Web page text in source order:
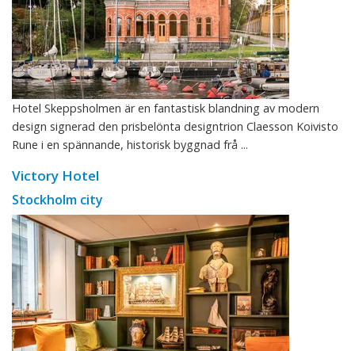
Hotel Skeppsholmen är en fantastisk blandning av modern
design signerad den prisbelönta designtrion Claesson Koivisto
Rune i en spännande, historisk byggnad frå ...
Victory Hotel
Stockholm city